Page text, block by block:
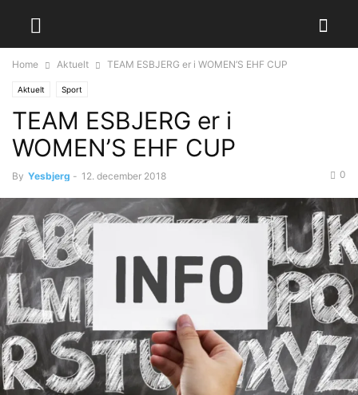
Home Aktuelt TEAM ESBJERG er i WOMEN’S EHF CUP
Aktuelt Sport
TEAM ESBJERG er i
WOMEN’S EHF CUP
By Yesbjerg - 12. december 2018 0